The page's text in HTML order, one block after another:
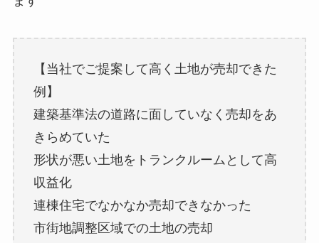
【当社でご提案して高く土地が売却できた
例】
建築基準法の道路に面していなく売却をあ
きらめていた
形状が悪い土地をトランクルームとして高
収益化
連棟住宅でなかなか売却できなかった
市街地調整区域での土地の売却